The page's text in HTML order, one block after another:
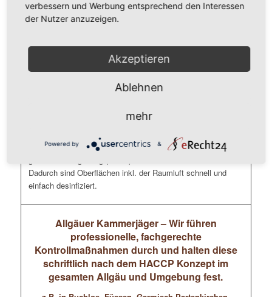
Türklinken, Türgriffe, Fenstergriffe, Handläufe und Treppen
Sanitärbereiche (Toilettendeckel und Spühlknöpfe) und
Lichtschalter und Heizungsthermostate
Tastaturen, Mäuse, Schreibtische, Telefone, Schränke
Kaltverneblung im Mikrotröpfchen-Bereich (Nebel) durch, die
die Gefahr einer Ansteckung deutlich reduziert. Dafür
verwenden wir geeignete Desinfektionsmittel die sich in der
Dadurch sind Oberflächen inkl. der Raumluft schnell und
einfach desinfiziert.
Allgäuer Kammerjäger – Wir führen
professionelle, fachgerechte
Kontrollmaßnahmen durch und halten diese
schriftlich nach dem HACCP Konzept im
gesamten Allgäu und Umgebung fest.
verbessern und Werbung entsprechend den Interessen
der Nutzer anzuzeigen.
Akzeptieren
Ablehnen
mehr
Powered by &